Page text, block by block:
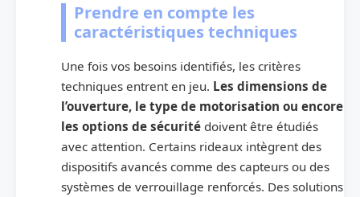
Prendre en compte les
caractéristiques techniques
Une fois vos besoins identifiés, les critères
techniques entrent en jeu. Les dimensions de
l’ouverture, le type de motorisation ou encore
les options de sécurité doivent être étudiés
avec attention. Certains rideaux intègrent des
dispositifs avancés comme des capteurs ou des
systèmes de verrouillage renforcés. Des solutions